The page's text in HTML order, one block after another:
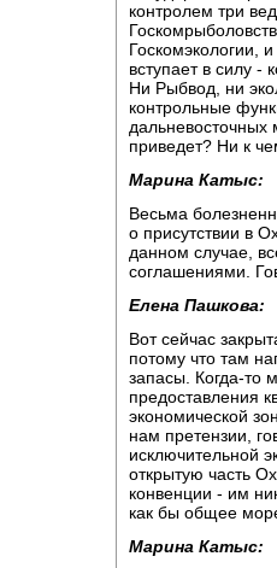
контролем три
Госкомэкологии,
вступает в силу -
Ни Рыбвод, ни
контрольные
приведет? Ни к
Марина Катыс:
Весьма
о присутствии в
данном случае,
соглашениями.
Елена Пашкова:
Вот сейчас
потому что там
запасы. Когда-то
предоставления
экономической
нам претензии,
исключительной
открытую часть
конвенции - им
как бы общее
Марина Катыс: